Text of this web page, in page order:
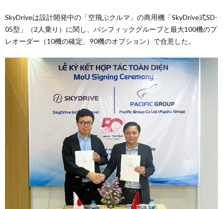
SkyDriveは設計開発中の「空飛ぶクルマ」の商用機「SkyDrive式SD-
05型」（2人乗り）に関し、パシフィックグループと最大100機のプ
レオーダー（10機の確定、90機のオプション）で合意した。